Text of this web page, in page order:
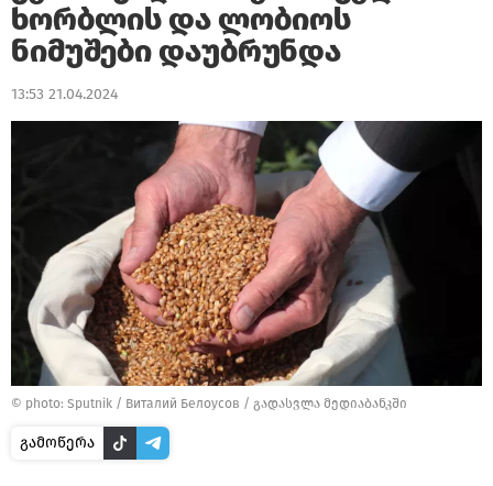
ხორბლის და ლობიოს
ნიმუშები დაუბრუნდა
13:53 21.04.2024
© photo: Sputnik / Виталий Белоусов / გადასვლა მედიაბანკში
გამოწერა